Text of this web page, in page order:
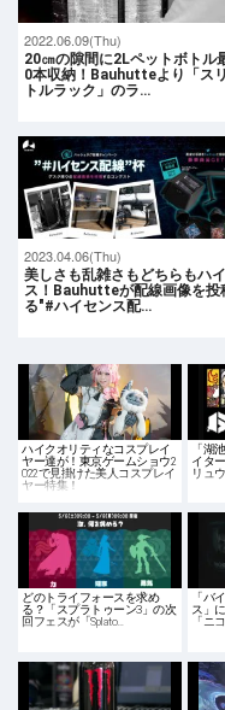
2022.06.09(Thu)
20㎝の隙間に2Lペットボトル
0本収納！Bauhutteより「ス
トルラック」のラ…
2023.04.06(Thu)
美しさも乱雑さもどちらもハ
ス！Bauhutteが配線画像を投
る"#ハイセンス配…
ハイクオリティなコスプレイ
ヤー達が！東京ゲームショウ2
022で見掛けた美人コスプレイ
ヤー特集！
「湖
イタ
リュ
どのトライフォースを求め
る？「スプラトゥーン3」の次
回フェスが「Splato…
「バ
ス」
「ニ